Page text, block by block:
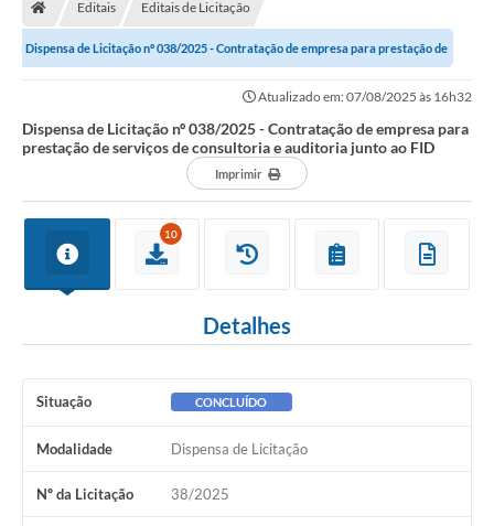
Editais Editais de Licitação
Dispensa de Licitação nº 038/2025 - Contratação de empresa para prestação de
Atualizado em: 07/08/2025 às 16h32
Dispensa de Licitação nº 038/2025 - Contratação de empresa para
prestação de serviços de consultoria e auditoria junto ao FID
Imprimir
10
Detalhes
Situação CONCLUÍDO
Modalidade Dispensa de Licitação
Nº da Licitação 38/2025